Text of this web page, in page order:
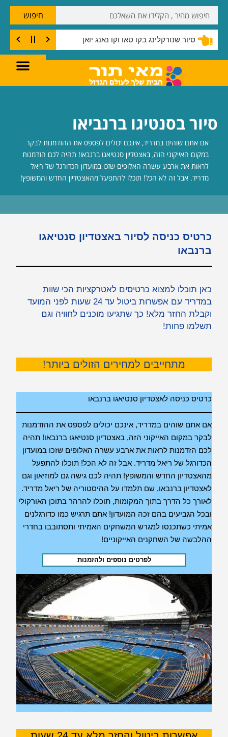
סיור שנורקלינג בקו טאו וקו נאנג יואן
חיפוש
סיור בסנטיגו ברנביאו
אם אתם שוהים במדריד, אינכם יכולים לפספס את ההזדמנות לבקר
במקום האייקוני הזה, באצטדיון סנטיאגו ברנבאו! תהיה לכם הזדמנות
לראות את ארבע עשרה האלופים שזכו במועדון הכדורגל של ריאל
מדריד. אבל זה לא הכל! תוכלו להתפעל מהאצטדיון החדש והמשופץ!
כרטיס כניסה לסיור באצטדיון סנטיאגו
ברנבאו
כאן תוכלו למצוא כרטיסים לאטרקציות הכי שוות
במדריד עם אפשרות ביטול עד 24 שעות לפני המועד
וקבלת החזר מלא! כך שתגיעו מוכנים לחוויה וגם
תשלמו פחות!
מתחייבים למחירים הזולים ביותר!
כרטיס כניסה לאצטדיון סנטיאגו ברנבאו
אם אתם שוהים במדריד, אינכם יכולים לפספס את ההזדמנות
לבקר במקום האייקוני הזה, באצטדיון סנטיאגו ברנבאו! תהיה
לכם הזדמנות לראות את ארבע עשרה האלופים שזכו במועדון
הכדורגל של ריאל מדריד. אבל זה לא הכל! תוכלו להתפעל
מהאצטדיון החדש והמשופץ! תהיה לכם גישה גם למוזיאון וגם
לאצטדיון ברנבאו, שם תלמדו על ההיסטוריה של ריאל מדריד.
לאורך כל הדרך בתוך המקומות, תוכלו להרהר בתוכן האורקולי
ובכל הגביעים בהם זכה המועדון! אתם תרגיש כמו כדורגלנים
אמיתי כשתכנסו למגרש המשחקים האמיתי ותסתובבו בחדרי
ההלבשה של השחקנים האייקוניים!
לפרטים נוספים ולהזמנות